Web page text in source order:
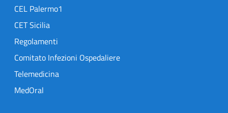
CEL Palermo1
CET Sicilia
Regolamenti
Comitato Infezioni Ospedaliere
Telemedicina
MedOral